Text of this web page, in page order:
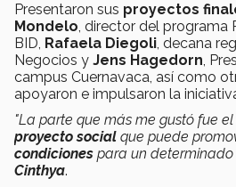
Presentaron sus proyectos
Mondelo, director del programa
BID, Rafaela Diegoli, decana
Negocios y Jens Hagedorn,
campus Cuernavaca, así como
apoyaron e impulsaron la
"La parte que más me gustó fue el
proyecto social que puede
condiciones para un determinado
Cinthya.